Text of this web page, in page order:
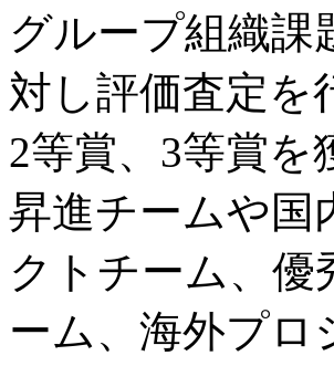
グループ組織課
対し評価査定を
2等賞、3等賞
昇進チームや国
クトチーム、
ーム、海外プロ